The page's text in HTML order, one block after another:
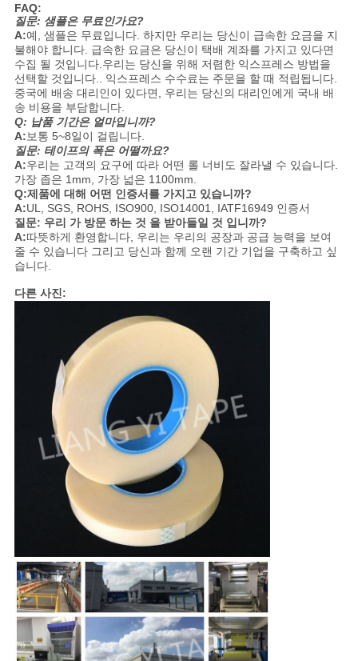
FAQ:
질문: 샘플은 무료인가요?
A:예, 샘플은 무료입니다. 하지만 우리는 당신이 급속한 요금을 지
불해야 합니다. 급속한 요금은 당신이 택배 계좌를 가지고 있다면
수집 될 것입니다.우리는 당신을 위해 저렴한 익스프레스 방법을
선택할 것입니다.. 익스프레스 수수료는 주문을 할 때 적립됩니다.
중국에 배송 대리인이 있다면, 우리는 당신의 대리인에게 국내 배
송 비용을 부담합니다.
Q: 납품 기간은 얼마입니까?
A:보통 5~8일이 걸립니다.
질문: 테이프의 폭은 어떨까요?
A:우리는 고객의 요구에 따라 어떤 롤 너비도 잘라낼 수 있습니다.
가장 좁은 1mm, 가장 넓은 1100mm.
Q:제품에 대해 어떤 인증서를 가지고 있습니까?
A:UL, SGS, ROHS, ISO900, ISO14001, IATF16949 인증서
질문: 우리 가 방문 하는 것 을 받아들일 것 입니까?
A:따뜻하게 환영합니다, 우리는 우리의 공장과 공급 능력을 보여
줄 수 있습니다 그리고 당신과 함께 오랜 기간 기업을 구축하고 싶
습니다.
다른 사진: